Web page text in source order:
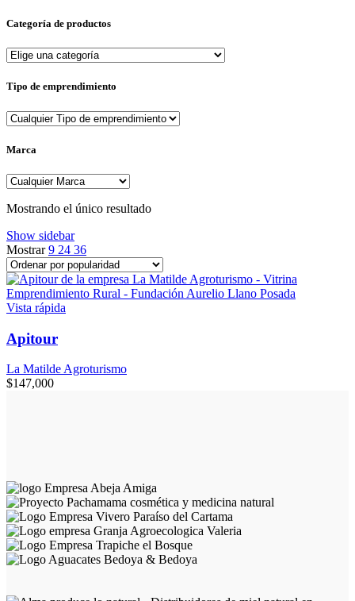
Categoría de productos
Tipo de emprendimiento
Marca
Mostrando el único resultado
Show sidebar
Mostrar9 24 36
Vista rápida
Apitour
La Matilde Agroturismo
$147,000